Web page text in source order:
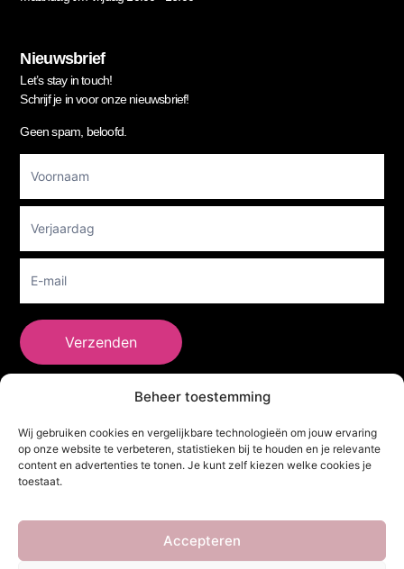
Beheer toestemming
Wij gebruiken cookies en vergelijkbare technologieën om jouw ervaring
op onze website te verbeteren, statistieken bij te houden en je relevante
content en advertenties te tonen. Je kunt zelf kiezen welke cookies je
toestaat.
Accepteren
Nieuwsbrief
Let’s stay in touch!
Schrijf je in voor onze nieuwsbrief!
Geen spam, beloofd.
Newsletter
Verzenden
Adres